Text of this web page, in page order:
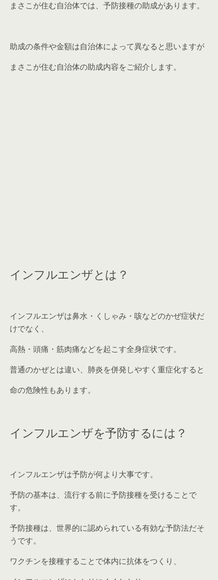
まさこが住む自治体では、予防接種の助成があります。
助成の条件や金額は自治体によって異なると思いますが
まさこが住む自治体の助成内容をご紹介します。
インフルエンザとは？
インフルエンザは鼻水・くしゃみ・咳などのかぜ症状だ
けでなく、
高熱・頭痛・筋肉痛などを起こす全身症状です。
普通のかぜとは違い、肺炎を併発しやすく重症化すると
命の危険性もあります。
インフルエンザを予防するには？
インフルエンザは予防が何より大事です。
予防の基本は、流行する前に予防接種を受けることで
す。
予防接種は、世界的に認められている有効な予防法だそ
うです。
ワクチンを接種することで体内に抗体をつくり、